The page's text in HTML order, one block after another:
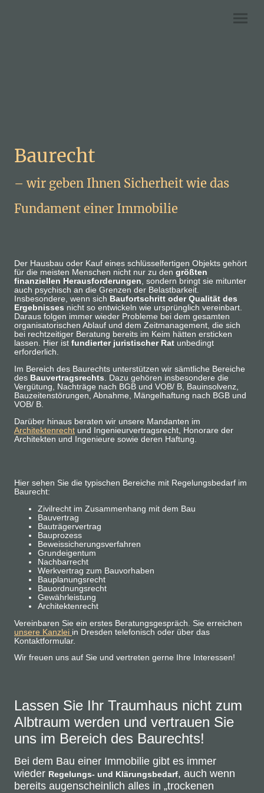
Baurecht
– wir geben Ihnen Sicherheit wie das
Fundament einer Immobilie
Der Hausbau oder Kauf eines schlüsselfertigen Objekts gehört
für die meisten Menschen nicht nur zu den größten
finanziellen Herausforderungen , sondern bringt sie mitunter
auch psychisch an die Grenzen der Belastbarkeit.
Insbesondere, wenn sich Baufortschritt oder Qualität des
Ergebnisses nicht so entwickeln wie ursprünglich vereinbart.
Daraus folgen immer wieder Probleme bei dem gesamten
organisatorischen Ablauf und dem Zeitmanagement, die sich
bei rechtzeitiger Beratung bereits im Keim hätten ersticken
lassen. Hier ist fundierter juristischer Rat unbedingt
erforderlich.
Im Bereich des Baurechts unterstützen wir sämtliche Bereiche
des Bauvertragsrechts . Dazu gehören insbesondere die
Vergütung, Nachträge nach BGB und VOB/ B, Bauinsolvenz,
Bauzeitenstörungen, Abnahme, Mängelhaftung nach BGB und
VOB/ B.
Darüber hinaus beraten wir unsere Mandanten im
Architektenrecht und Ingenieurvertragsrecht, Honorare der
Architekten und Ingenieure sowie deren Haftung.
Hier sehen Sie die typischen Bereiche mit Regelungsbedarf im
Baurecht:
Zivilrecht im Zusammenhang mit dem Bau
Bauvertrag
Bauträgervertrag
Bauprozess
Beweissicherungsverfahren
Grundeigentum
Nachbarrecht
Werkvertrag zum Bauvorhaben
Bauplanungsrecht
Bauordnungsrecht
Gewährleistung
Architektenrecht
Vereinbaren Sie ein erstes Beratungsgespräch. Sie erreichen
unsere Kanzlei in Dresden telefonisch oder über das
Kontaktformular.
Wir freuen uns auf Sie und vertreten gerne Ihre Interessen!
Lassen Sie Ihr Traumhaus nicht zum
Albtraum werden und vertrauen Sie
uns im Bereich des Baurechts!
Bei dem Bau einer Immobilie gibt es immer
wieder Regelungs- und Klärungsbedarf, auch wenn
bereits augenscheinlich alles in „trockenen